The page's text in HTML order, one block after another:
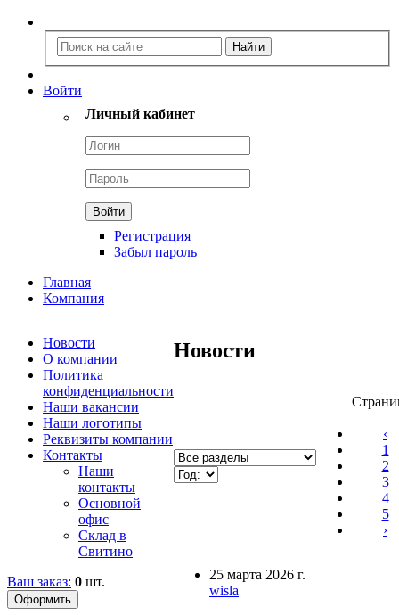
Войти
Личный кабинет
Регистрация
Забыл пароль
Главная
Компания
Новости
О компании
Политика
конфиденциальности
Наши вакансии
Наши логотипы
Реквизиты компании
Контакты
Наши
контакты
Основной
офис
Склад в
Свитино
Ваш заказ: 0 шт.
Новости
‹
1
2
3
4
5
›
25 марта 2026 г.
wisla